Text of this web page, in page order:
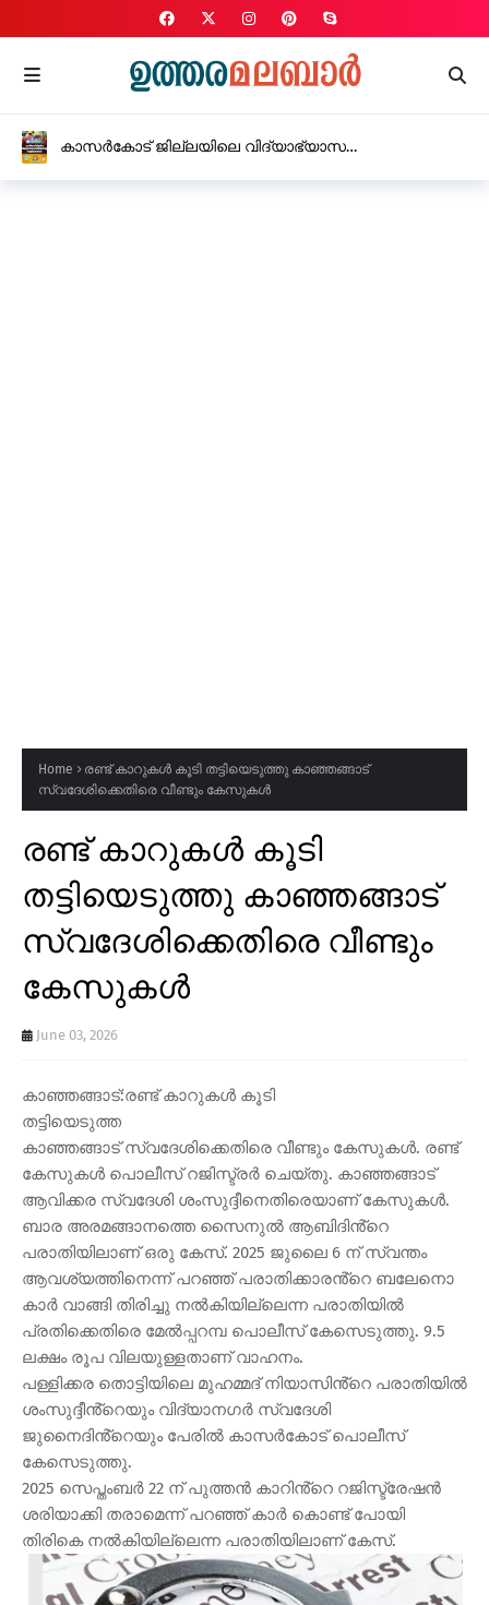
കാസർകോട് ജില്ലയിലെ വിദ്യാഭ്യാസ
Home
രണ്ട് കാറുകൾ കൂടി തട്ടിയെടുത്തു കാഞ്ഞങ്ങാട്
സ്വദേശിക്കെതിരെ വീണ്ടും കേസുകൾ
രണ്ട് കാറുകൾ കൂടി
തട്ടിയെടുത്തു കാഞ്ഞങ്ങാട്
സ്വദേശിക്കെതിരെ വീണ്ടും
കേസുകൾ
June 03, 2026
കാഞ്ഞങ്ങാട്:രണ്ട് കാറുകൾ കൂടി
തട്ടിയെടുത്ത
കാഞ്ഞങ്ങാട് സ്വദേശിക്കെതിരെ വീണ്ടും കേസുകൾ. രണ്ട്
കേസുകൾ പൊലീസ് റജിസ്ട്രർ ചെയ്തു. കാഞ്ഞങ്ങാട്
ആവിക്കര സ്വദേശി ശംസുദ്ദീനെതിരെയാണ് കേസുകൾ.
ബാര അരമങ്ങാനത്തെ സൈനുൽ ആബിദിൻ്റെ
പരാതിയിലാണ് ഒരു കേസ്. 2025 ജുലൈ 6 ന് സ്വന്തം
ആവശ്യത്തിനെന്ന് പറഞ്ഞ് പരാതിക്കാരൻ്റെ ബലേനൊ
കാർ വാങ്ങി തിരിച്ചു നൽകിയില്ലെന്ന പരാതിയിൽ
പ്രതിക്കെതിരെ മേൽപ്പറമ്പ പൊലീസ് കേസെടുത്തു. 9.5
ലക്ഷം രൂപ വിലയുള്ളതാണ് വാഹനം.
പള്ളിക്കര തൊട്ടിയിലെ മുഹമ്മദ് നിയാസിൻ്റെ പരാതിയിൽ
ശംസുദ്ദീൻ്റെയും വിദ്യാനഗർ സ്വദേശി
ജുനൈദിൻ്റെയും പേരിൽ കാസർകോട് പൊലീസ്
കേസെടുത്തു.
2025 സെപ്തംബർ 22 ന് പുത്തൻ കാറിൻ്റെ റജിസ്ട്രേഷൻ
ശരിയാക്കി തരാമെന്ന് പറഞ്ഞ് കാർ കൊണ്ട് പോയി
തിരികെ നൽകിയില്ലെന്ന പരാതിയിലാണ് കേസ്.